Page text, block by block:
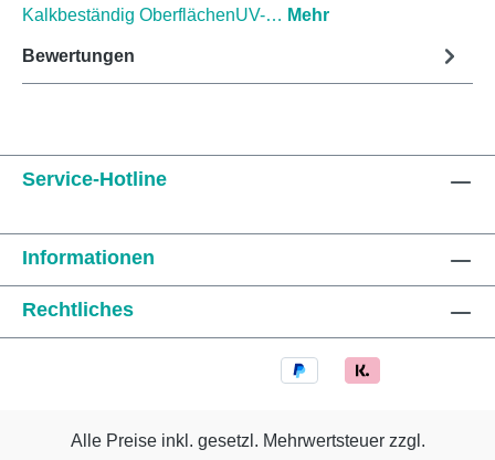
Kalkbeständig OberflächenUV-… Mehr
Bewertungen
Service-Hotline
Informationen
Rechtliches
Alle Preise inkl. gesetzl. Mehrwertsteuer zzgl.